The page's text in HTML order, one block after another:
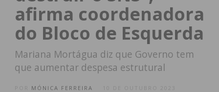
afirma coordenadora
do Bloco de Esquerda
Mariana Mortágua diz que Governo tem
que aumentar despesa estrutural
MÓNICA FERREIRA 10 DE OUTUBRO 2023